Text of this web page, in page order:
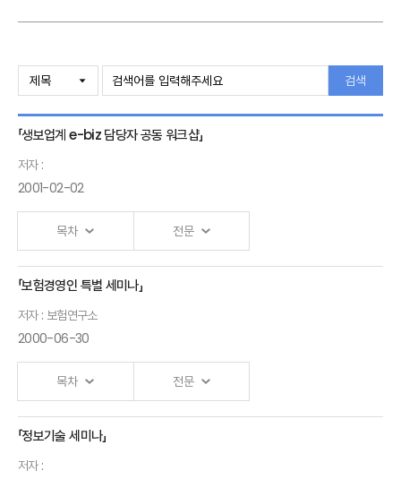
검색
「생보업계 e-biz 담당자 공동 워크샵」
저자 :
2001-02-02
목차 전문
「보험경영인 특별 세미나」
저자 : 보험연구소
2000-06-30
목차 전문
「정보기술 세미나」
저자 :